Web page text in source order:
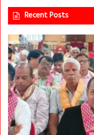
Recent Posts